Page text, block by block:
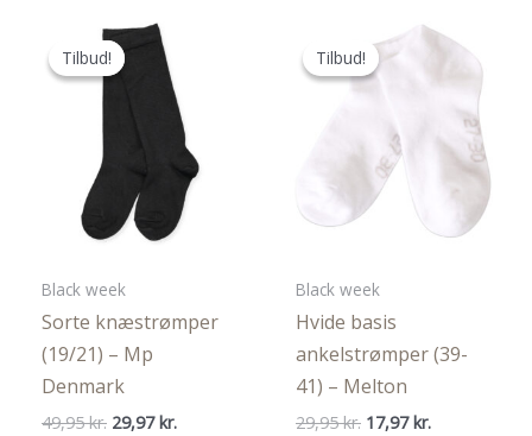
Tilbud!
Tilbud!
Black week
Sorte knæstrømper
(19/21) – Mp
Denmark
49,95kr. Den
29,97 kr.Den
Tilbud!
Tilbud!
Black week
Hvide basis
ankelstrømper (39-
41) – Melton
29,95kr. Den
17,97 kr.Den